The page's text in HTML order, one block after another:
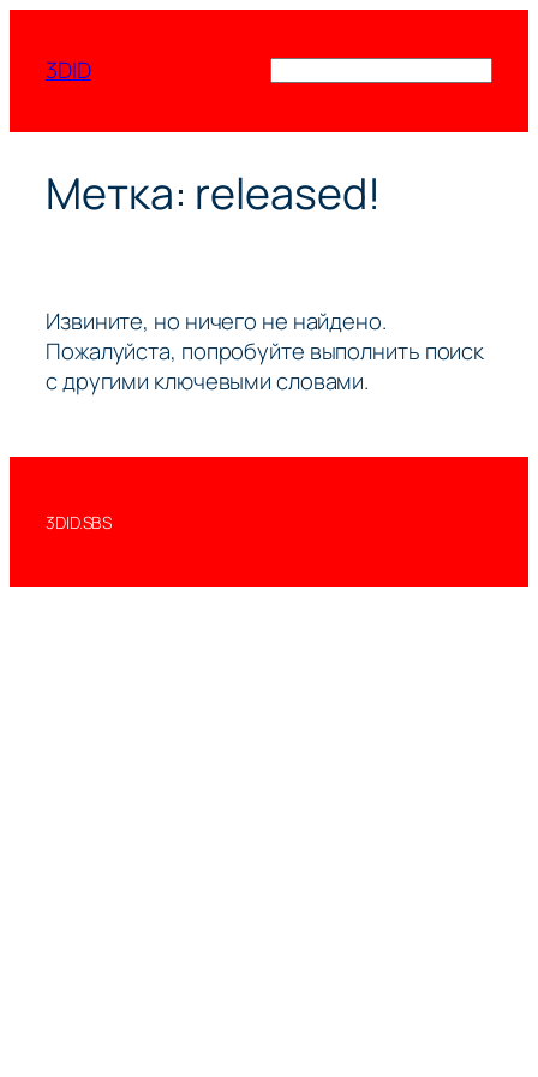
содержимому
3DID
Метка: released!
Извините, но ничего не найдено.
Пожалуйста, попробуйте выполнить поиск
с другими ключевыми словами.
3DID.SBS